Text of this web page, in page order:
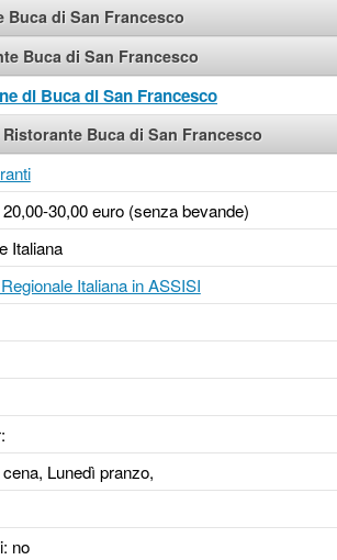
di San Francesco
Buca di San Francesco
di Buca di San Francesco
Buca di San Francesco
30,00 euro (senza bevande)
Italiana
Italiana in ASSISI
Lunedì pranzo,
: no